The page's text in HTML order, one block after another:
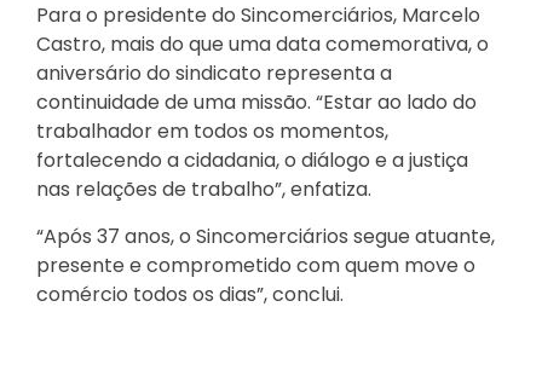
Para o presidente do Sincomerciários, Marcelo
Castro, mais do que uma data comemorativa, o
aniversário do sindicato representa a
continuidade de uma missão. “Estar ao lado do
trabalhador em todos os momentos,
fortalecendo a cidadania, o diálogo e a justiça
nas relações de trabalho”, enfatiza.
“Após 37 anos, o Sincomerciários segue atuante,
presente e comprometido com quem move o
comércio todos os dias”, conclui.